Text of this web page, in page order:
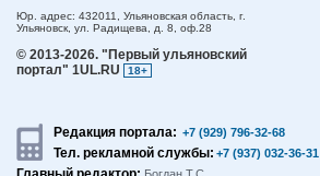
Юр. адрес: 432011, Ульяновская область, г.
Ульяновск, ул. Радищева, д. 8, оф.28
© 2013-2026. "Первый ульяновский
портал" 1UL.RU
18+
Редакция портала: +7 (929) 796-32-68
Тел. рекламной службы: +7 (937) 032-36-31